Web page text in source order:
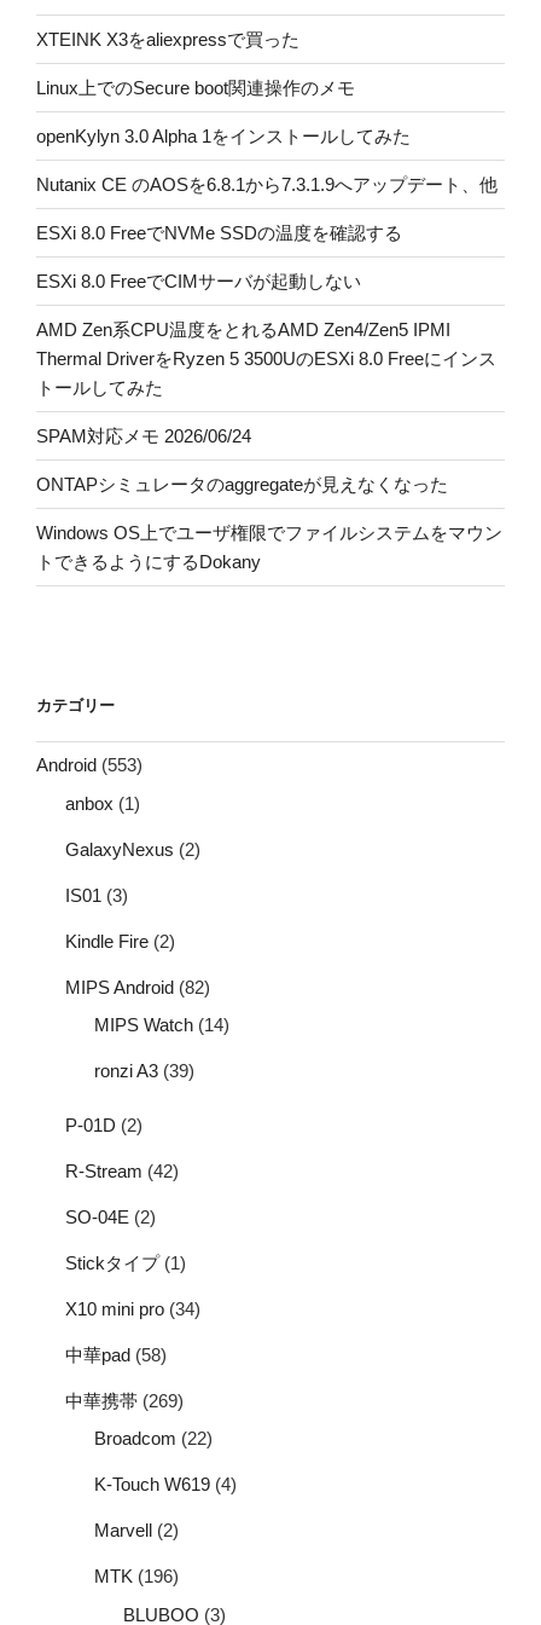
XTEINK X3をaliexpressで買った
Linux上でのSecure boot関連操作のメモ
openKylyn 3.0 Alpha 1をインストールしてみた
Nutanix CE のAOSを6.8.1から7.3.1.9へアップデート、他
ESXi 8.0 FreeでNVMe SSDの温度を確認する
ESXi 8.0 FreeでCIMサーバが起動しない
AMD Zen系CPU温度をとれるAMD Zen4/Zen5 IPMI
Thermal DriverをRyzen 5 3500UのESXi 8.0 Freeにインス
トールしてみた
SPAM対応メモ 2026/06/24
ONTAPシミュレータのaggregateが見えなくなった
Windows OS上でユーザ権限でファイルシステムをマウン
トできるようにするDokany
カテゴリー
Android (553)
anbox (1)
GalaxyNexus (2)
IS01 (3)
Kindle Fire (2)
MIPS Android (82)
MIPS Watch (14)
ronzi A3 (39)
P-01D (2)
R-Stream (42)
SO-04E (2)
Stickタイプ(1)
X10 mini pro (34)
中華pad (58)
中華携帯 (269)
Broadcom (22)
K-Touch W619 (4)
Marvell (2)
MTK (196)
BLUBOO (3)